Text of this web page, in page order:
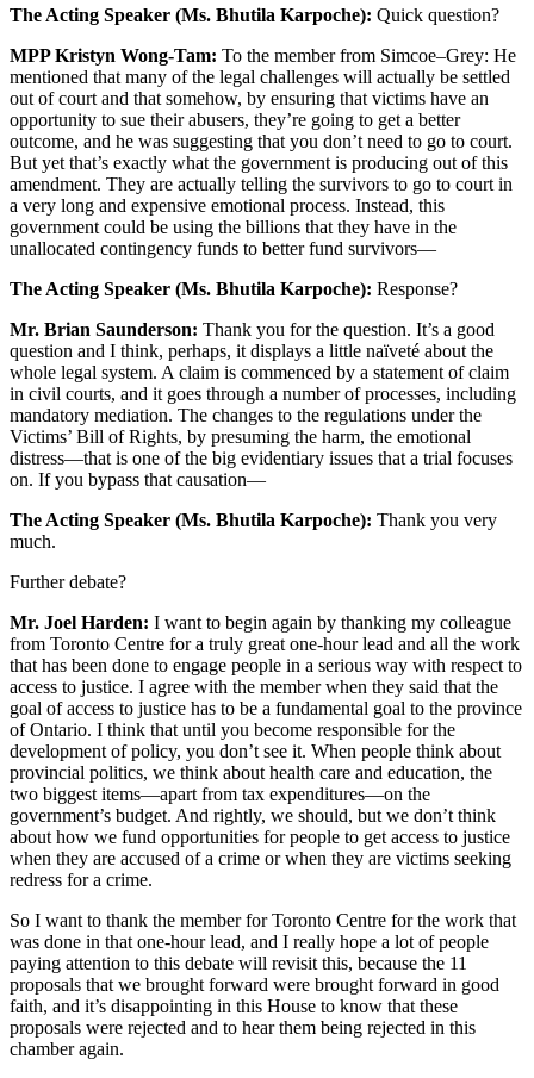
The Acting Speaker (Ms. Bhutila Karpoche): Quick question?
MPP Kristyn Wong-Tam: To the member from Simcoe–Grey: He
mentioned that many of the legal challenges will actually be settled
out of court and that somehow, by ensuring that victims have an
opportunity to sue their abusers, they’re going to get a better
outcome, and he was suggesting that you don’t need to go to court.
But yet that’s exactly what the government is producing out of this
amendment. They are actually telling the survivors to go to court in
a very long and expensive emotional process. Instead, this
government could be using the billions that they have in the
unallocated contingency funds to better fund survivors—
The Acting Speaker (Ms. Bhutila Karpoche): Response?
Mr. Brian Saunderson: Thank you for the question. It’s a good
question and I think, perhaps, it displays a little naïveté about the
whole legal system. A claim is commenced by a statement of claim
in civil courts, and it goes through a number of processes, including
mandatory mediation. The changes to the regulations under the
Victims’ Bill of Rights, by presuming the harm, the emotional
distress—that is one of the big evidentiary issues that a trial focuses
on. If you bypass that causation—
The Acting Speaker (Ms. Bhutila Karpoche): Thank you very
much.
Further debate?
Mr. Joel Harden: I want to begin again by thanking my colleague
from Toronto Centre for a truly great one-hour lead and all the work
that has been done to engage people in a serious way with respect to
access to justice. I agree with the member when they said that the
goal of access to justice has to be a fundamental goal to the province
of Ontario. I think that until you become responsible for the
development of policy, you don’t see it. When people think about
provincial politics, we think about health care and education, the
two biggest items—apart from tax expenditures—on the
government’s budget. And rightly, we should, but we don’t think
about how we fund opportunities for people to get access to justice
when they are accused of a crime or when they are victims seeking
redress for a crime.
So I want to thank the member for Toronto Centre for the work that
was done in that one-hour lead, and I really hope a lot of people
paying attention to this debate will revisit this, because the 11
proposals that we brought forward were brought forward in good
faith, and it’s disappointing in this House to know that these
proposals were rejected and to hear them being rejected in this
chamber again.